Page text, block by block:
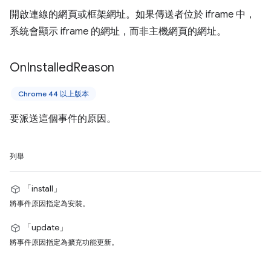
開啟連線的網頁或框架網址。如果傳送者位於 iframe 中，
系統會顯示 iframe 的網址，而非主機網頁的網址。
OnInstalledReason
Chrome 44 以上版本
要派送這個事件的原因。
列舉
「install」
將事件原因指定為安裝。
「update」
將事件原因指定為擴充功能更新。